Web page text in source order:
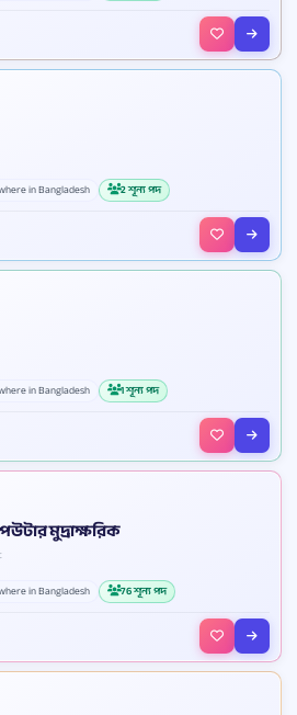
in Bangladesh 2 শূন্য পদ
in Bangladesh 1 শূন্য পদ
মুদ্রাক্ষরিক
in Bangladesh 76 শূন্য পদ